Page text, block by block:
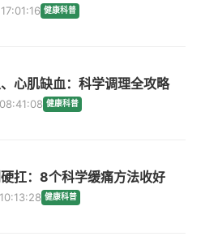
健康科普
心肌缺血：科学调理全攻略
健康科普
扛：8个科学缓痛方法收好
健康科普